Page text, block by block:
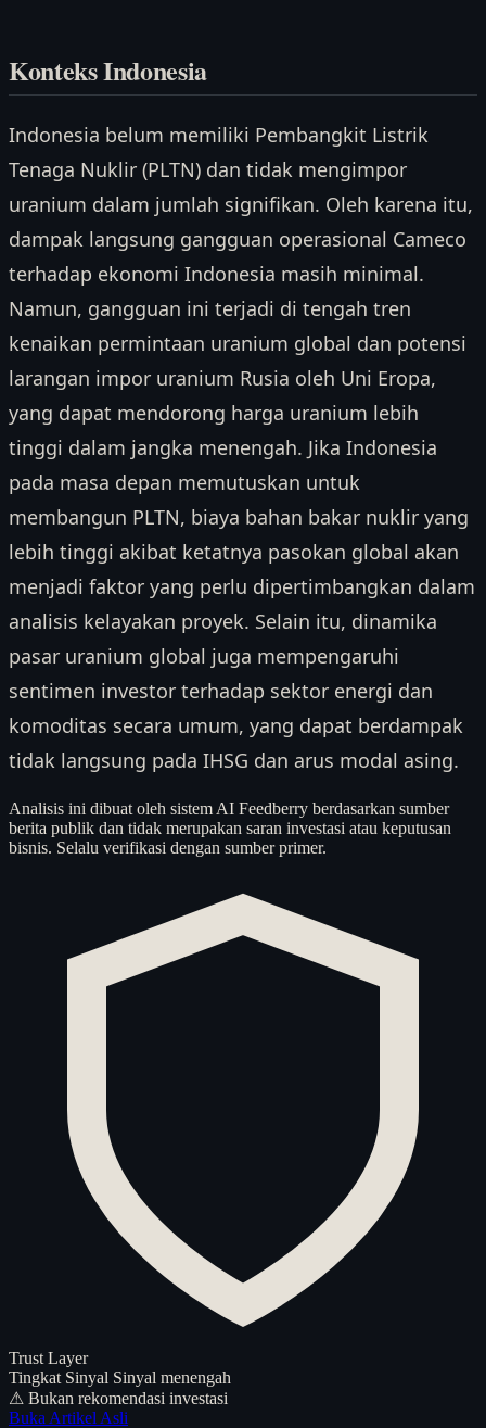
Konteks Indonesia
Indonesia belum memiliki Pembangkit Listrik
Tenaga Nuklir (PLTN) dan tidak mengimpor
uranium dalam jumlah signifikan. Oleh karena itu,
dampak langsung gangguan operasional Cameco
terhadap ekonomi Indonesia masih minimal.
Namun, gangguan ini terjadi di tengah tren
kenaikan permintaan uranium global dan potensi
larangan impor uranium Rusia oleh Uni Eropa,
yang dapat mendorong harga uranium lebih
tinggi dalam jangka menengah. Jika Indonesia
pada masa depan memutuskan untuk
membangun PLTN, biaya bahan bakar nuklir yang
lebih tinggi akibat ketatnya pasokan global akan
menjadi faktor yang perlu dipertimbangkan dalam
analisis kelayakan proyek. Selain itu, dinamika
pasar uranium global juga mempengaruhi
sentimen investor terhadap sektor energi dan
komoditas secara umum, yang dapat berdampak
tidak langsung pada IHSG dan arus modal asing.
Analisis ini dibuat oleh sistem AI Feedberry berdasarkan sumber
berita publik dan tidak merupakan saran investasi atau keputusan
bisnis. Selalu verifikasi dengan sumber primer.
Trust Layer
Tingkat Sinyal Sinyal menengah
⚠ Bukan rekomendasi investasi
Buka Artikel Asli